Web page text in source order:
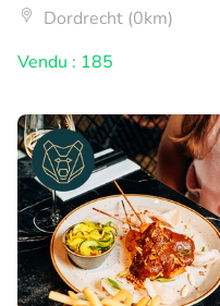
Dordrecht (0km)
Vendu : 185